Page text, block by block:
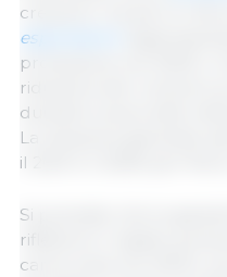
crescere, ma ad un
esportazioni
produzione nel 2029, il
riduzione del consumo
durante la seconda
La riduzione generale
il 2021 e il 2029, per
Si prevede che le
riflettono il rapido
carne suina nel 2019 e